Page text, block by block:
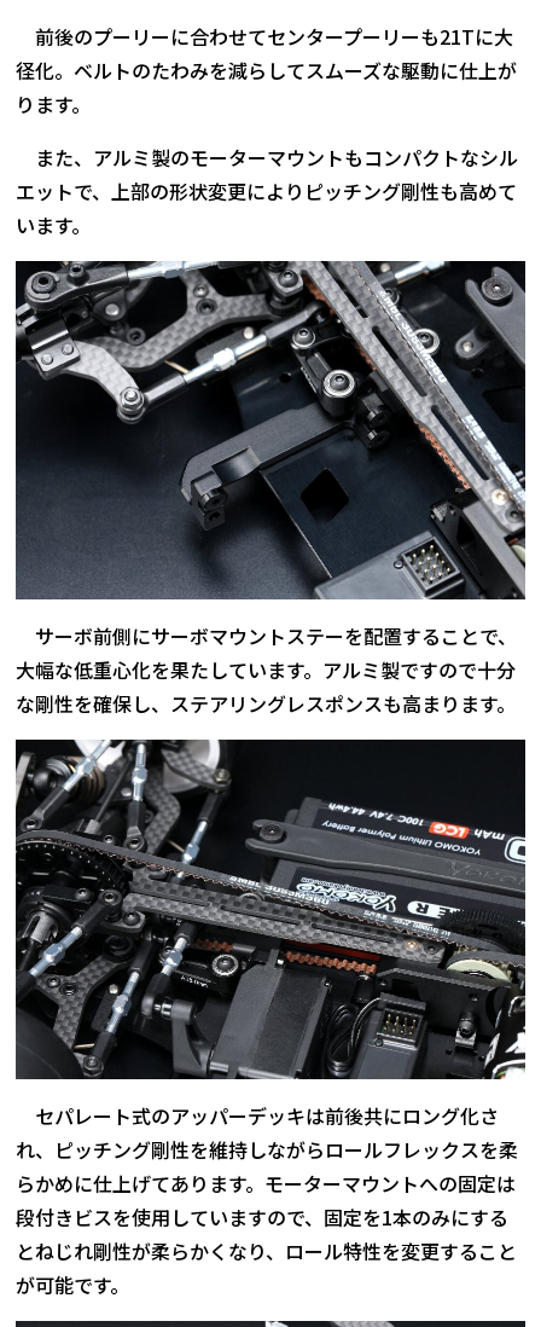
前後のプーリーに合わせてセンタープーリーも21Tに大
径化。ベルトのたわみを減らしてスムーズな駆動に仕上が
ります。
また、アルミ製のモーターマウントもコンパクトなシル
エットで、上部の形状変更によりピッチング剛性も高めて
います。
サーボ前側にサーボマウントステーを配置することで、
大幅な低重心化を果たしています。アルミ製ですので十分
な剛性を確保し、ステアリングレスポンスも高まります。
セパレート式のアッパーデッキは前後共にロング化さ
れ、ピッチング剛性を維持しながらロールフレックスを柔
らかめに仕上げてあります。モーターマウントへの固定は
段付きビスを使用していますので、固定を1本のみにする
とねじれ剛性が柔らかくなり、ロール特性を変更すること
が可能です。